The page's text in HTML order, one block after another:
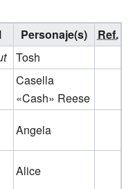
Personaje(s)
Ref.
Tosh
Casella
«Cash» Reese
Angela
Alice